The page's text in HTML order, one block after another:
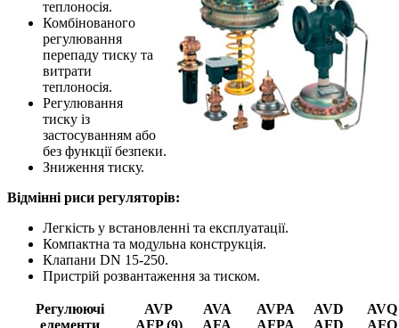
теплоносія.
Комбінованого
регулювання
перепаду тиску та
витрати
теплоносія.
Регулювання
тиску із
застосуванням або
без функції безпеки.
Зниження тиску.
Відмінні риси регуляторів:
Легкість у встановленні та експлуатації.
Компактна та модульна конструкція.
Клапани DN 15-250.
Пристрій розвантаження за тиском.
Регулюючі
AVP
AVA
AVPA
AVD
AVQ